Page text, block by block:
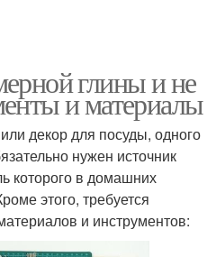
глины и не
и материалы
декор для посуды, одного
нужен источник
которого в домашних
этого, требуется
и инструментов: